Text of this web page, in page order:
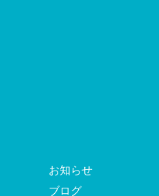
お知らせ
ブログ